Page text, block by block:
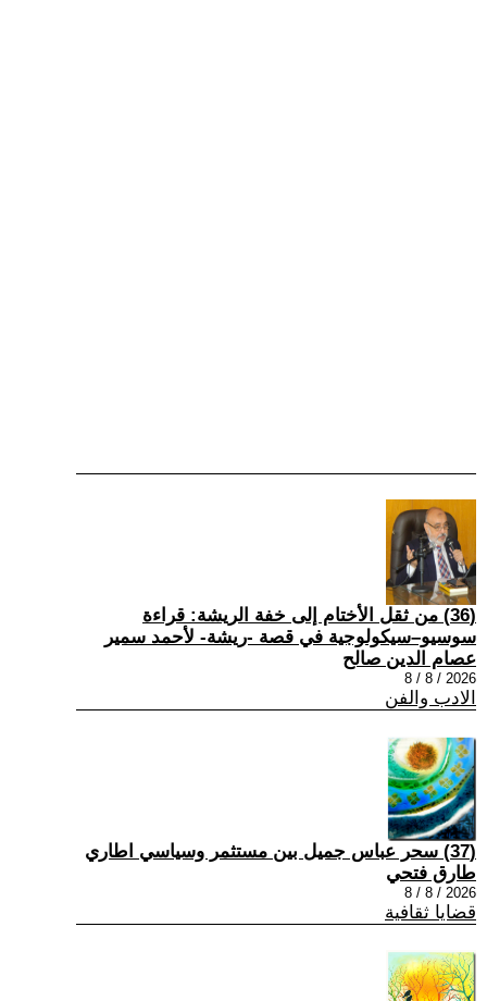
(36) من ثقل الأختام إلى خفة الريشة: قراءة
سوسيو–سيكولوجية في قصة -ريشة- لأحمد سمير
عصام الدين صالح
2026 / 8 / 8
الادب والفن
(37) سحر عباس جميل بين مستثمر وسياسي اطاري
طارق فتحي
2026 / 8 / 8
قضايا ثقافية